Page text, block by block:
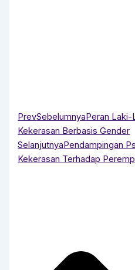
PrevSebelumnyaPeran Laki-
Kekerasan Berbasis Gender
SelanjutnyaPendampingan
Kekerasan Terhadap